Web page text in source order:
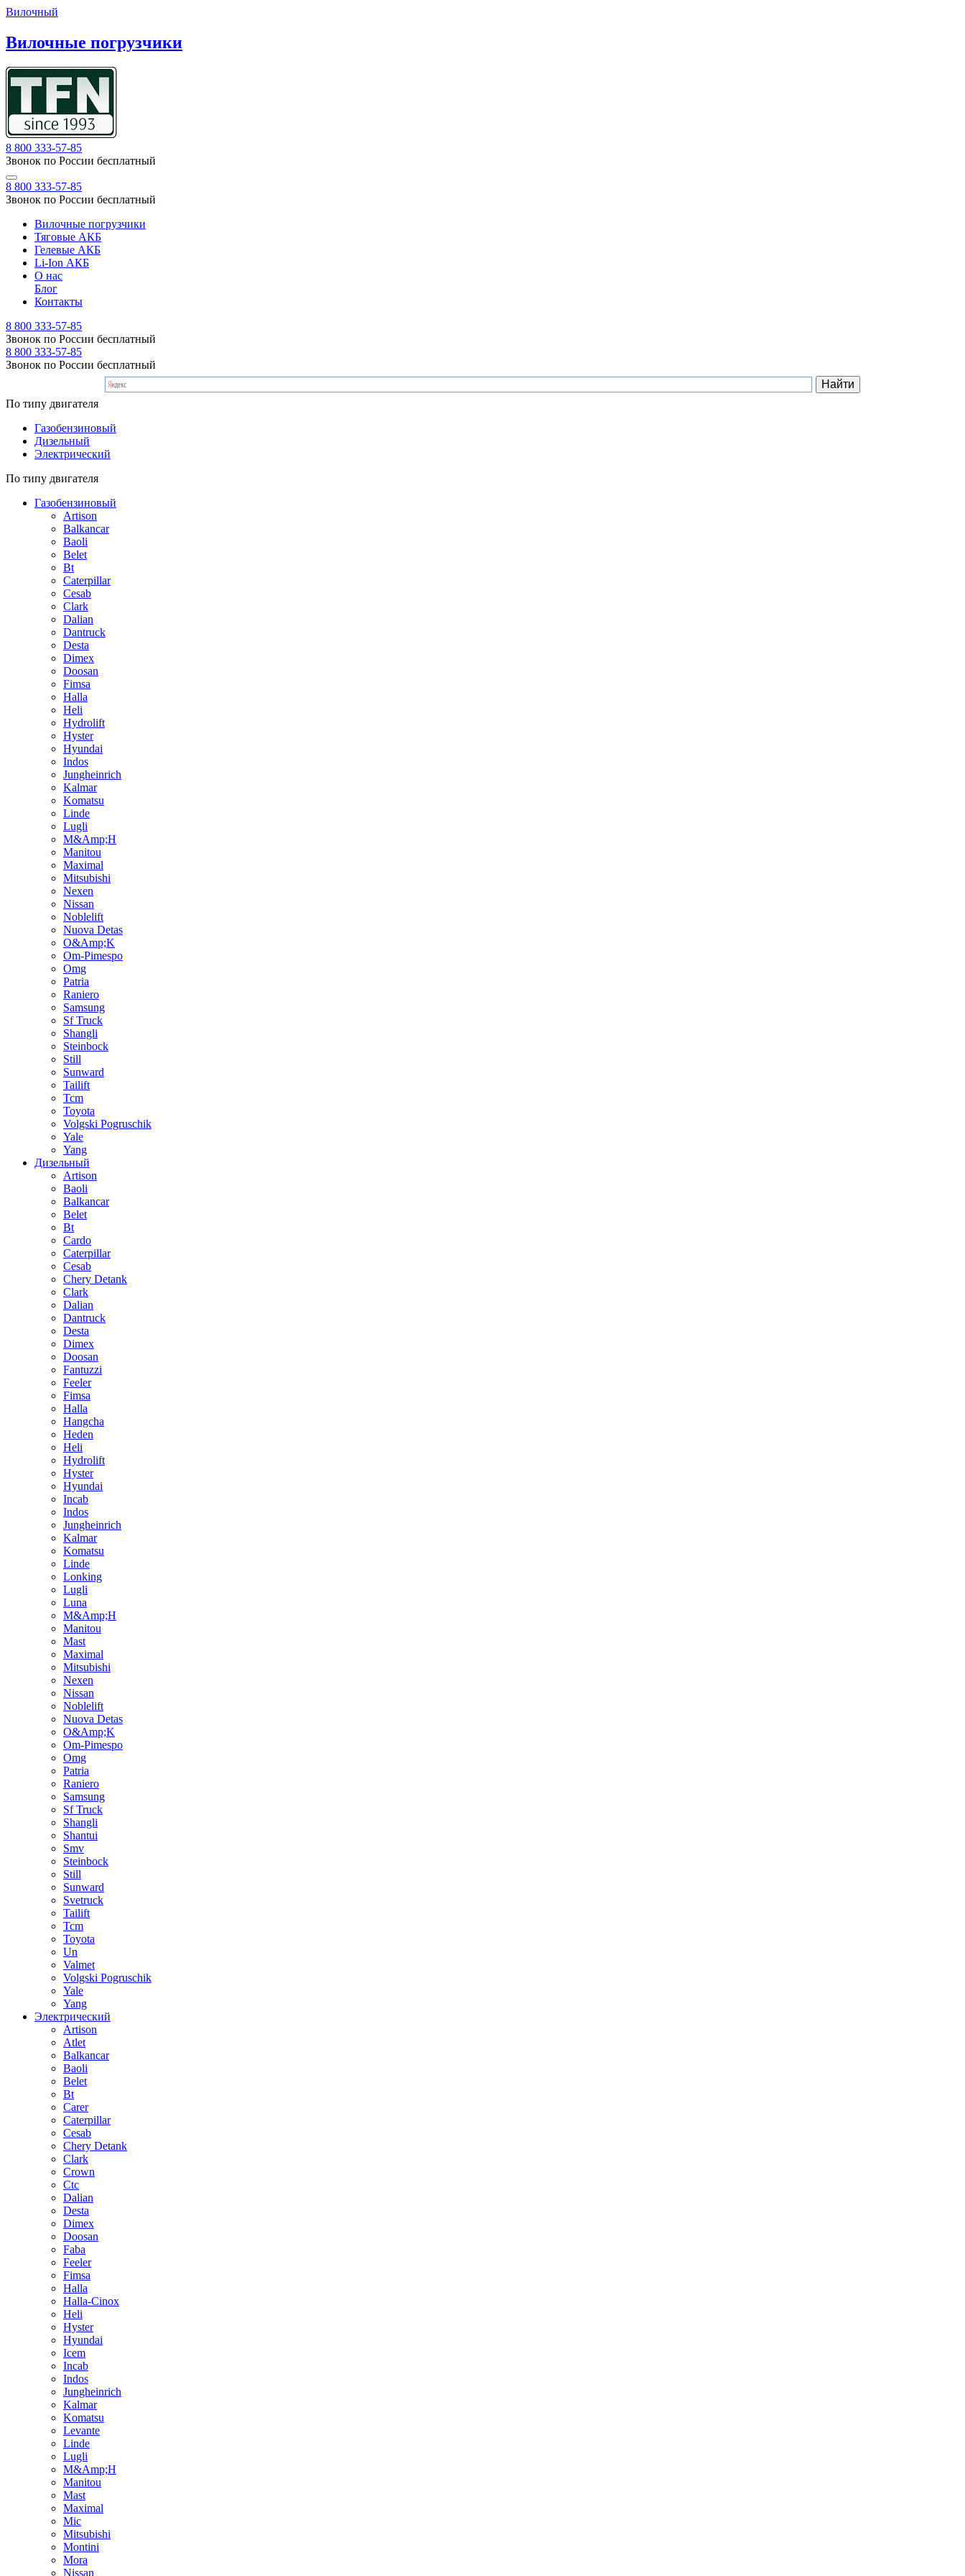
Вилочный
Вилочные погрузчики
8 800 333-57-85
Звонок по России бесплатный
8 800 333-57-85
Звонок по России бесплатный
Вилочные погрузчики
Тяговые АКБ
Гелевые АКБ
Li-Ion АКБ
О нас
Блог
Контакты
8 800 333-57-85
Звонок по России бесплатный
8 800 333-57-85
Звонок по России бесплатный
По типу двигателя
Газобензиновый
Дизельный
Электрический
По типу двигателя
Газобензиновый
Artison
Balkancar
Baoli
Belet
Bt
Caterpillar
Cesab
Clark
Dalian
Dantruck
Desta
Dimex
Doosan
Fimsa
Halla
Heli
Hydrolift
Hyster
Hyundai
Indos
Jungheinrich
Kalmar
Komatsu
Linde
Lugli
M&Amp;H
Manitou
Maximal
Mitsubishi
Nexen
Nissan
Noblelift
Nuova Detas
O&Amp;K
Om-Pimespo
Omg
Patria
Raniero
Samsung
Sf Truck
Shangli
Steinbock
Still
Sunward
Tailift
Tcm
Toyota
Volgski Pogruschik
Yale
Yang
Дизельный
Artison
Baoli
Balkancar
Belet
Bt
Cardo
Caterpillar
Cesab
Chery Detank
Clark
Dalian
Dantruck
Desta
Dimex
Doosan
Fantuzzi
Feeler
Fimsa
Halla
Hangcha
Heden
Heli
Hydrolift
Hyster
Hyundai
Incab
Indos
Jungheinrich
Kalmar
Komatsu
Linde
Lonking
Lugli
Luna
M&Amp;H
Manitou
Mast
Maximal
Mitsubishi
Nexen
Nissan
Noblelift
Nuova Detas
O&Amp;K
Om-Pimespo
Omg
Patria
Raniero
Samsung
Sf Truck
Shangli
Shantui
Smv
Steinbock
Still
Sunward
Svetruck
Tailift
Tcm
Toyota
Un
Valmet
Volgski Pogruschik
Yale
Yang
Электрический
Artison
Atlet
Balkancar
Baoli
Belet
Bt
Carer
Caterpillar
Cesab
Chery Detank
Clark
Crown
Ctc
Dalian
Desta
Dimex
Doosan
Faba
Feeler
Fimsa
Halla
Halla-Cinox
Heli
Hyster
Hyundai
Icem
Incab
Indos
Jungheinrich
Kalmar
Komatsu
Levante
Linde
Lugli
M&Amp;H
Manitou
Mast
Maximal
Mic
Mitsubishi
Montini
Mora
Nissan